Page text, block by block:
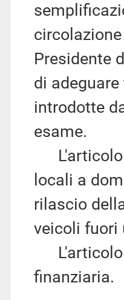
Presidente
di
introdotte
esame.
L'articolo
locali a
rilascio
veicoli fuori
L'articolo
finanziaria.